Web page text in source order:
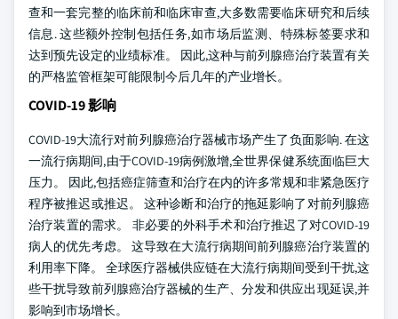
查和一套完整的临床前和临床审查,大多数需要临床研究和后续
信息. 这些额外控制包括任务,如市场后监测、特殊标签要求和
达到预先设定的业绩标准。 因此,这种与前列腺癌治疗装置有关
的严格监管框架可能限制今后几年的产业增长。
COVID-19 影响
COVID-19大流行对前列腺癌治疗器械市场产生了负面影响. 在这
一流行病期间,由于COVID-19病例激增,全世界保健系统面临巨大
压力。 因此,包括癌症筛查和治疗在内的许多常规和非紧急医疗
程序被推迟或推迟。 这种诊断和治疗的拖延影响了对前列腺癌
治疗装置的需求。 非必要的外科手术和治疗推迟了对COVID-19
病人的优先考虑。 这导致在大流行病期间前列腺癌治疗装置的
利用率下降。 全球医疗器械供应链在大流行病期间受到干扰,这
些干扰导致前列腺癌治疗器械的生产、分发和供应出现延误,并
影响到市场增长。